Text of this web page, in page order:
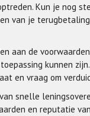
Kun je nog
van je
aan de
kunnen
en vraag om
snelle
en reputatie